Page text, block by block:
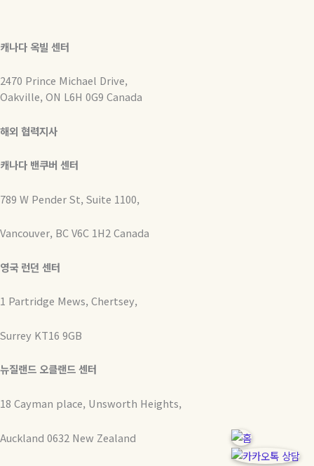
캐나다 옥빌 센터
2470 Prince Michael Drive,
Oakville, ON L6H 0G9 Canada
해외 협력지사
캐나다 밴쿠버 센터
789 W Pender St, Suite 1100,
Vancouver, BC V6C 1H2 Canada
영국 런던 센터
1 Partridge Mews, Chertsey,
Surrey KT16 9GB
뉴질랜드 오클랜드 센터
18 Cayman place, Unsworth Heights,
Auckland 0632 New Zealand